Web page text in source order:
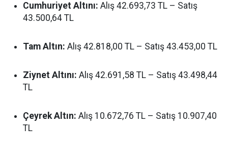
Cumhuriyet Altını: Alış 42.693,73 TL – Satış
43.500,64 TL
Tam Altın: Alış 42.818,00 TL – Satış 43.453,00 TL
Ziynet Altını: Alış 42.691,58 TL – Satış 43.498,44
TL
Çeyrek Altın: Alış 10.672,76 TL – Satış 10.907,40
TL